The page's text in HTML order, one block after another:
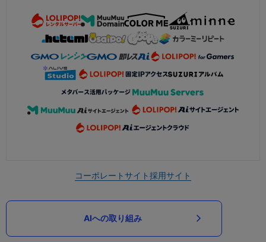
コーポレートサイト採用サイト
AIへの取り組み